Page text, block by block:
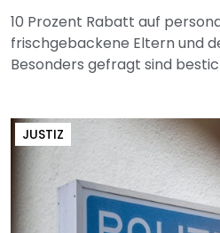
10 Prozent Rabatt auf
frischgebackene Eltern und
Besonders gefragt sind
JUSTIZ